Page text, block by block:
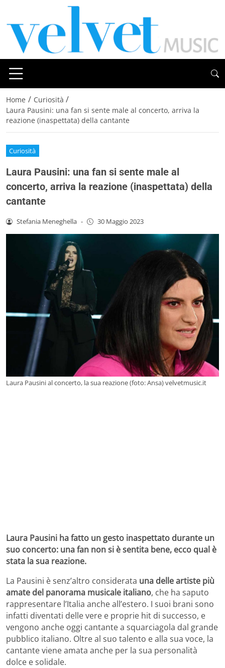
Home / Curiosità /
Laura Pausini: una fan si sente male al concerto, arriva la
reazione (inaspettata) della cantante
Curiosità
Laura Pausini: una fan si sente male al
concerto, arriva la reazione (inaspettata) della
cantante
Stefania Meneghella - 30 Maggio 2023
Laura Pausini al concerto, la sua reazione (foto: Ansa) velvetmusic.it
Laura Pausini ha fatto un gesto inaspettato durante un
suo concerto: una fan non si è sentita bene, ecco qual è
stata la sua reazione.
La Pausini è senz’altro considerata una delle artiste più
amate del panorama musicale italiano, che ha saputo
rappresentare l’Italia anche all’estero. I suoi brani sono
infatti diventati delle vere e proprie hit di successo, e
vengono anche oggi cantante a squarciagola dal grande
pubblico italiano. Oltre al suo talento e alla sua voce, la
cantante viene amata anche per la sua personalità
dolce e solidale.